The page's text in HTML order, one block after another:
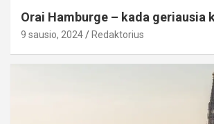
Orai Hamburge – kada geriausia
9 sausio, 2024 Redaktorius